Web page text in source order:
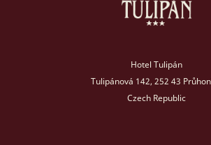
Hotel Tulipán
Tulipánová 142, 252 43
Czech Republic